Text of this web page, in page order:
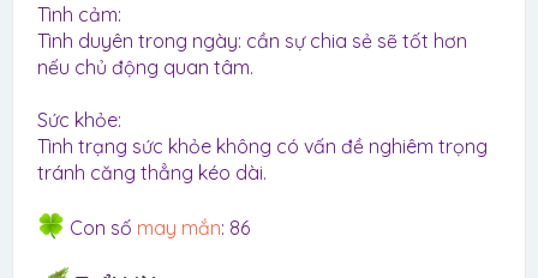
Tình cảm:
Tình duyên trong ngày: cần sự chia sẻ sẽ tốt hơn
nếu chủ động quan tâm.
Sức khỏe:
Tình trạng sức khỏe không có vấn đề nghiêm trọng
tránh căng thẳng kéo dài.
Con số may mắn: 86